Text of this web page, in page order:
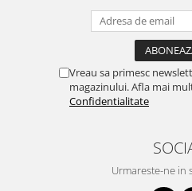
Vreau sa primesc
magazinului. Afla mai
Confidentialitate
Urmareste-ne in